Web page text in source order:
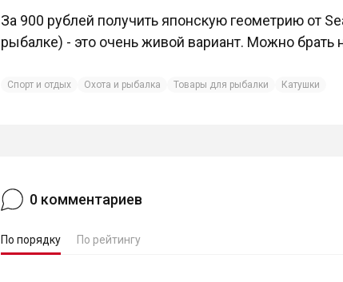
За 900 рублей получить японскую геометрию от
рыбалке) - это очень живой вариант. Можно брать
Спорт и отдых Охота и рыбалка Товары для рыбалки Катушки
0 комментариев
По порядку По рейтингу